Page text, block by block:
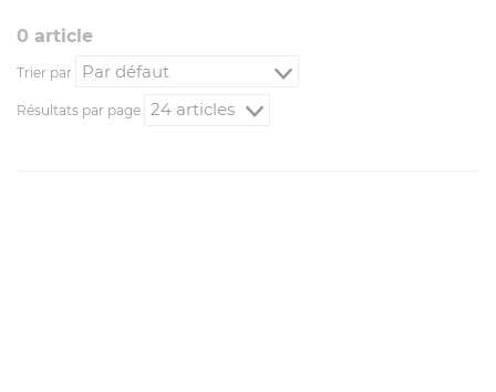
0 article
Trier par
Résultats par page